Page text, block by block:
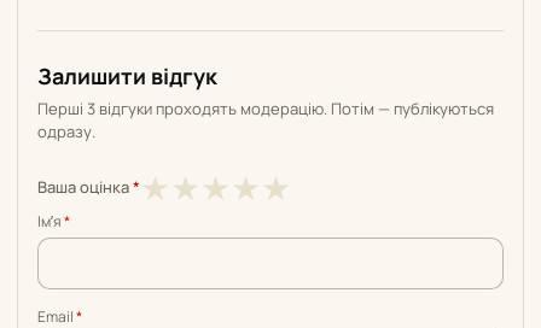
Залишити відгук
Перші 3 відгуки проходять модерацію. Потім — публікуються
одразу.
Ваша оцінка* ★
5
★4
5
★3
5
★2
5
★1
5
Імʼя*
Email*